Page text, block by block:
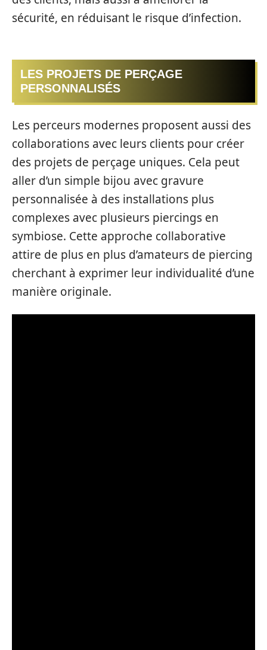
sécurité, en réduisant le risque d’infection.
LES PROJETS DE PERÇAGE
PERSONNALISÉS
Les perceurs modernes proposent aussi des
collaborations avec leurs clients pour créer
des projets de perçage uniques. Cela peut
aller d’un simple bijou avec gravure
personnalisée à des installations plus
complexes avec plusieurs piercings en
symbiose. Cette approche collaborative
attire de plus en plus d’amateurs de piercing
cherchant à exprimer leur individualité d’une
manière originale.